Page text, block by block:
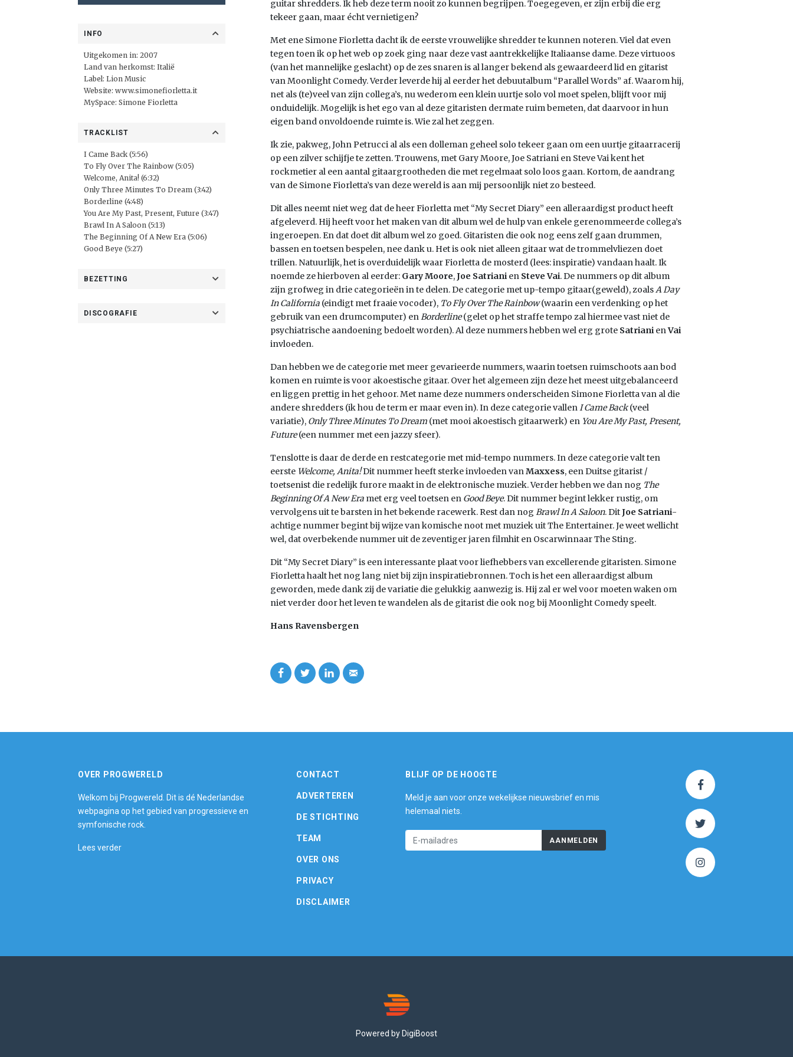
INFO
Uitgekomen in: 2007
Land van herkomst: Italië
Label: Lion Music
Website: www.simonefiorletta.it
MySpace: Simone Fiorletta
TRACKLIST
I Came Back (5:56)
To Fly Over The Rainbow (5:05)
Welcome, Anita! (6:32)
Only Three Minutes To Dream (3:42)
Borderline (4:48)
You Are My Past, Present, Future (3:47)
Brawl In A Saloon (5:13)
The Beginning Of A New Era (5:06)
Good Beye (5:27)
BEZETTING
DISCOGRAFIE
guitar shredders. Ik heb deze term nooit zo kunnen begrijpen. Toegegeven, er zijn erbij die erg
tekeer gaan, maar écht vernietigen?
Met ene Simone Fiorletta dacht ik de eerste vrouwelijke shredder te kunnen noteren. Viel dat even
tegen toen ik op het web op zoek ging naar deze vast aantrekkelijke Italiaanse dame. Deze virtuoos
(van het mannelijke geslacht) op de zes snaren is al langer bekend als gewaardeerd lid en gitarist
van Moonlight Comedy. Verder leverde hij al eerder het debuutalbum “Parallel Words” af. Waarom hij,
net als (te)veel van zijn collega’s, nu wederom een klein uurtje solo vol moet spelen, blijft voor mij
onduidelijk. Mogelijk is het ego van al deze gitaristen dermate ruim bemeten, dat daarvoor in hun
eigen band onvoldoende ruimte is. Wie zal het zeggen.
Ik zie, pakweg, John Petrucci al als een dolleman geheel solo tekeer gaan om een uurtje gitaarracerij
op een zilver schijfje te zetten. Trouwens, met Gary Moore, Joe Satriani en Steve Vai kent het
rockmetier al een aantal gitaargrootheden die met regelmaat solo loos gaan. Kortom, de aandrang
van de Simone Fiorletta’s van deze wereld is aan mij persoonlijk niet zo besteed.
Dit alles neemt niet weg dat de heer Fiorletta met “My Secret Diary” een alleraardigst product heeft
afgeleverd. Hij heeft voor het maken van dit album wel de hulp van enkele gerenommeerde collega’s
ingeroepen. En dat doet dit album wel zo goed. Gitaristen die ook nog eens zelf gaan drummen,
bassen en toetsen bespelen, nee dank u. Het is ook niet alleen gitaar wat de trommelvliezen doet
trillen. Natuurlijk, het is overduidelijk waar Fiorletta de mosterd (lees: inspiratie) vandaan haalt. Ik
noemde ze hierboven al eerder: Gary Moore,Joe Satriani en Steve Vai. De nummers op dit album
zijn grofweg in drie categorieën in te delen. De categorie met up-tempo gitaar(geweld), zoalsA Day
In California (eindigt met fraaie vocoder), To Fly Over The Rainbow(waarin een verdenking op het
gebruik van een drumcomputer) enBorderline(gelet op het straffe tempo zal hiermee vast niet de
psychiatrische aandoening bedoelt worden). Al deze nummers hebben wel erg grote Satriani enVai
invloeden.
Dan hebben we de categorie met meer gevarieerde nummers, waarin toetsen ruimschoots aan bod
komen en ruimte is voor akoestische gitaar. Over het algemeen zijn deze het meest uitgebalanceerd
en liggen prettig in het gehoor. Met name deze nummers onderscheiden Simone Fiorletta van al die
andere shredders (ik hou de term er maar even in). In deze categorie vallenI Came Back(veel
variatie), Only Three Minutes To Dream (met mooi akoestisch gitaarwerk) en You Are My Past, Present,
Future(een nummer met een jazzy sfeer).
Tenslotte is daar de derde en restcategorie met mid-tempo nummers. In deze categorie valt ten
eerste Welcome, Anita!Dit nummer heeft sterke invloeden vanMaxxess, een Duitse gitarist /
toetsenist die redelijk furore maakt in de elektronische muziek. Verder hebben we dan nog The
Beginning Of A New Era met erg veel toetsen en Good Beye. Dit nummer begint lekker rustig, om
vervolgens uit te barsten in het bekende racewerk. Rest dan nog Brawl In A Saloon. DitJoe Satriani-
achtige nummer begint bij wijze van komische noot met muziek uit The Entertainer. Je weet wellicht
wel, dat overbekende nummer uit de zeventiger jaren filmhit en Oscarwinnaar The Sting.
Dit “My Secret Diary” is een interessante plaat voor liefhebbers van excellerende gitaristen. Simone
Fiorletta haalt het nog lang niet bij zijn inspiratiebronnen. Toch is het een alleraardigst album
geworden, mede dank zij de variatie die gelukkig aanwezig is. Hij zal er wel voor moeten waken om
niet verder door het leven te wandelen als de gitarist die ook nog bij Moonlight Comedy speelt.
Hans Ravensbergen
OVER PROGWERELD
Welkom bij Progwereld. Dit is dé Nederlandse
webpagina op het gebied van progressieve en
symfonische rock.
Lees verder
CONTACT
ADVERTEREN
DE STICHTING
TEAM
OVER ONS
PRIVACY
DISCLAIMER
BLIJF OP DE HOOGTE
Meld je aan voor onze wekelijkse nieuwsbrief en mis
helemaal niets.
AANMELDEN
Powered by DigiBoost